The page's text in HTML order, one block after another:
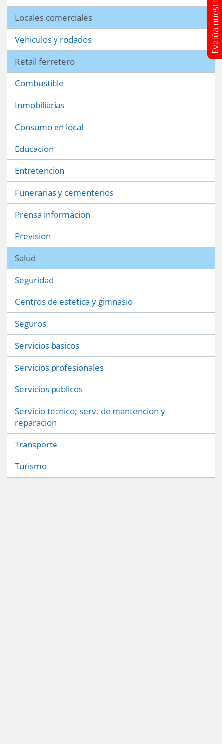
Locales comerciales
Vehiculos y rodados
Retail ferretero
Combustible
Inmobiliarias
Consumo en local
Educacion
Entretencion
Funerarias y cementerios
Prensa informacion
Prevision
Salud
Seguridad
Centros de estetica y gimnasio
Seguros
Servicios basicos
Servicios profesionales
Servicios publicos
Servicio tecnico; serv. de mantencion y
reparacion
Transporte
Turismo